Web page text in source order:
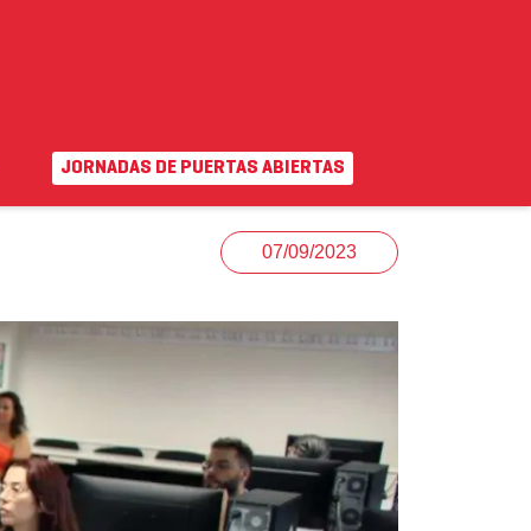
Campus virtual EN|VA
JORNADAS DE PUERTAS ABIERTAS
07/09/2023